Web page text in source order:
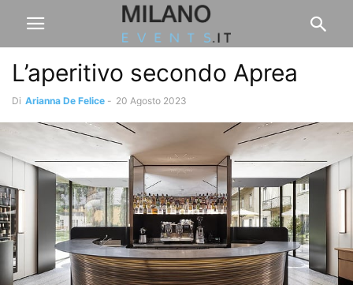
L’aperitivo secondo Aprea
Di Arianna De Felice - 20 Agosto 2023